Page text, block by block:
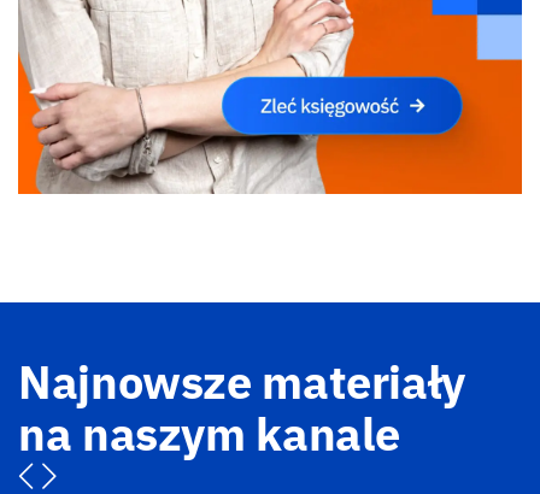
Najnowsze materiały
na naszym kanale